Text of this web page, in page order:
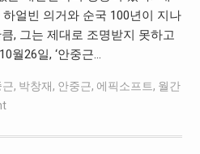
하얼빈 의거와 순국 100년이 지나
, 그는 제대로 조명받지 못하고
월26일, ‘안중근…
, 박창재, 안중근, 에픽소프트, 월간